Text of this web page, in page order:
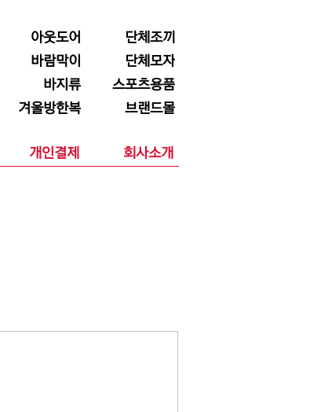
아웃도어
단체조끼
바람막이
단체모자
바지류
스포츠용품
겨울방한복 브랜드몰
개인결제 회사소개